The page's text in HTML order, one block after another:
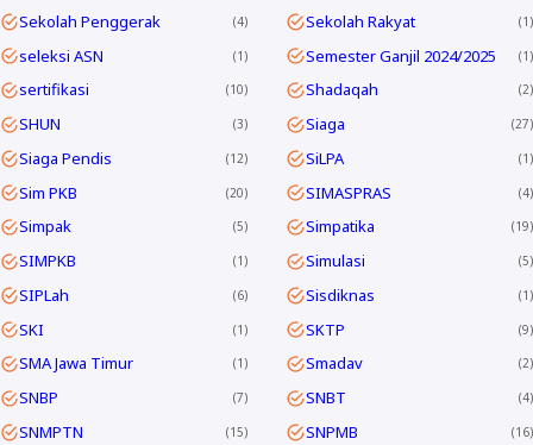
Sekolah Penggerak 4 Sekolah Rakyat 1
seleksi ASN 1 Semester Ganjil 2024/2025 1
sertifikasi 10 Shadaqah 2
SHUN 3 Siaga 27
Siaga Pendis 12 SiLPA 1
Sim PKB 20 SIMASPRAS 4
Simpak 5 Simpatika 19
SIMPKB 1 Simulasi 5
SIPLah 6 Sisdiknas 1
SKI 1 SKTP 9
SMA Jawa Timur 1 Smadav 2
SNBP 7 SNBT 4
SNMPTN 15 SNPMB 16